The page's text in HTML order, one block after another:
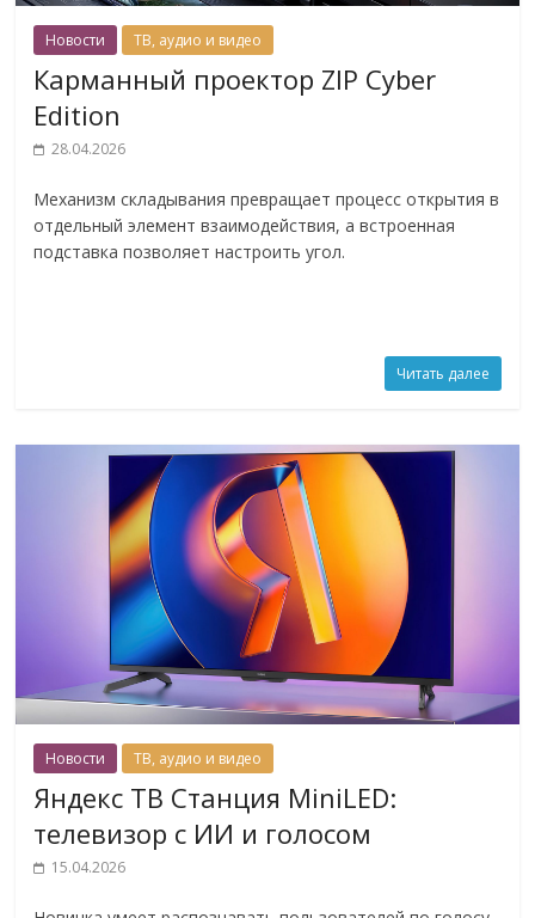
Новости ТВ, аудио и видео
Карманный проектор ZIP Cyber
Edition
28.04.2026
Механизм складывания превращает процесс открытия в
отдельный элемент взаимодействия, а встроенная
подставка позволяет настроить угол.
Читать далее
Новости ТВ, аудио и видео
Яндекс ТВ Станция MiniLED:
телевизор с ИИ и голосом
15.04.2026